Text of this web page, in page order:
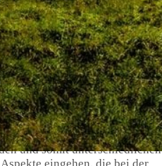
optimal von A nach B zu
Lenkertasche. In diesem
sind.
während man in
zugreifen möchte, wie Geld,
sich Lenkertaschen durch
und somit unterschiedlichen